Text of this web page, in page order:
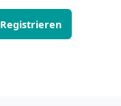
Registrieren